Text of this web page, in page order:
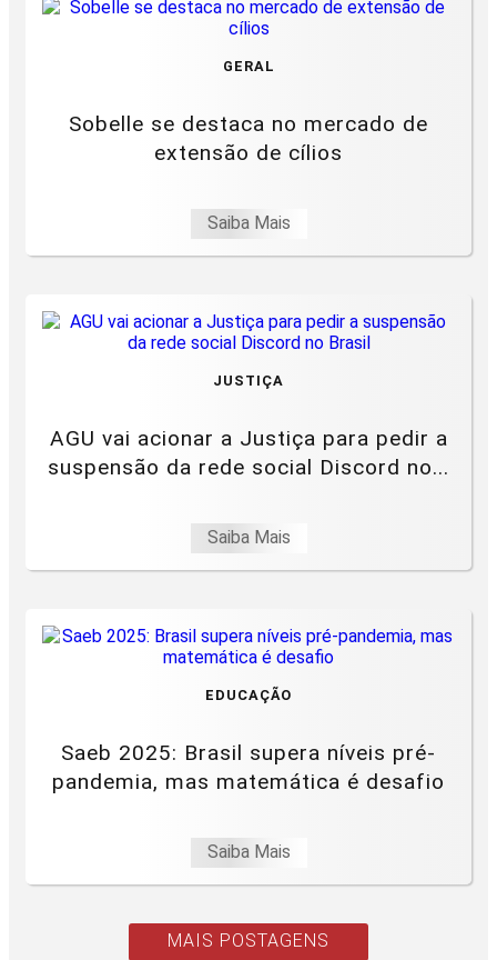
GERAL
Sobelle se destaca no mercado de
extensão de cílios
Saiba Mais
JUSTIÇA
AGU vai acionar a Justiça para pedir a
suspensão da rede social Discord no...
Saiba Mais
EDUCAÇÃO
Saeb 2025: Brasil supera níveis pré-
pandemia, mas matemática é desafio
Saiba Mais
MAIS POSTAGENS